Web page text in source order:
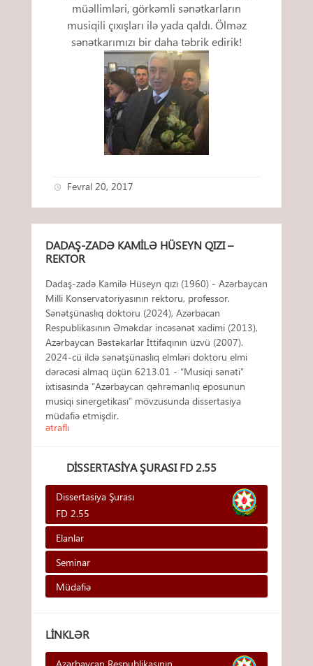
müəllimləri, görkəmli sənətkarların
musiqili çıxışları ilə yada qaldı. Ölməz
sənətkarımızı bir daha təbrik edirik!
Fevral 20, 2017
DADAŞ-ZADƏ KAMILƏ HÜSEYN QIZI –
REKTOR
Dadaş-zadə Kamilə Hüseyn qızı (1960) - Azərbaycan
Milli Konservatoriyasının rektoru, professor.
Sənətşünaslıq doktoru (2024), Azərbacan
Respublikasının Əməkdar incəsənət xadimi (2013),
Azərbaycan Bəstəkarlar İttifaqının üzvü (2007).
2024-cü ildə sənətşünaslıq elmləri doktoru elmi
dərəcəsi almaq üçün 6213.01 - “Musiqi sənəti”
ixtisasında “Azərbaycan qəhrəmanlıq eposunun
musiqi sinergetikası” mövzusunda dissertasiya
müdafiə etmişdir.
ətraflı
DISSERTASIYA ŞURASI FD 2.55
Dissertasiya Şurası
FD 2.55
Elanlar
Seminar
Müdafiə
LINKLƏR